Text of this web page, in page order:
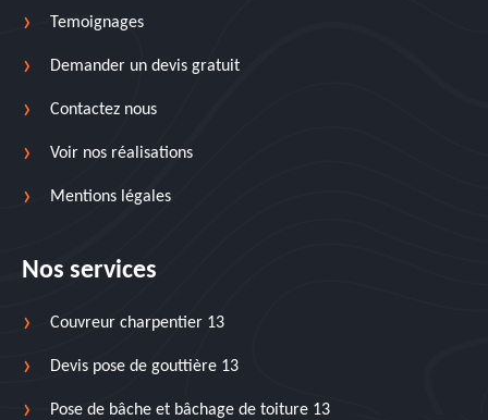
Temoignages
Demander un devis gratuit
Contactez nous
Voir nos réalisations
Mentions légales
Nos services
Couvreur charpentier 13
Devis pose de gouttière 13
Pose de bâche et bâchage de toiture 13